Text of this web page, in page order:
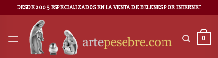
DESDE 2005 ESPECIALIZADOS EN LA VENTA DE BELENES POR INTERNET
0